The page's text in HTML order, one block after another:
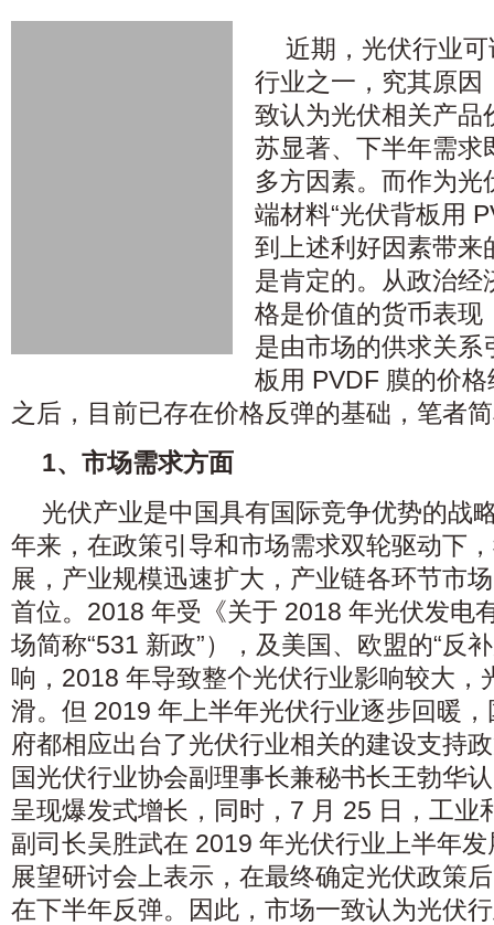
近期，光伏行业
行业之一，究其原因
致认为光伏相关产品
苏显著、下半年需求
多方因素。而作为
端材料“光伏背板用
到上述利好因素带来
是肯定的。从政治经
格是价值的货币表现
是由市场的供求关系
板用 PVDF 膜的价
之后，目前已存在价格反弹的基础，笔者
1、市场需求方面
光伏产业是中国具有国际竞争优势的战
年来，在政策引导和市场需求双轮驱动下
展，产业规模迅速扩大，产业链各环节市
首位。2018 年受《关于 2018 年光伏发电
场简称“531 新政”），及美国、欧盟的“反
响，2018 年导致整个光伏行业影响较大，
滑。但 2019 年上半年光伏行业逐步回暖
府都相应出台了光伏行业相关的建设支持
国光伏行业协会副理事长兼秘书长王勃华
呈现爆发式增长，同时，7 月 25 日，工业
副司长吴胜武在 2019 年光伏行业上半年
展望研讨会上表示，在最终确定光伏政策
在下半年反弹。因此，市场一致认为光伏